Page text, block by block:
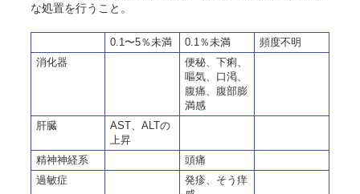
な処置を行うこと。
0.1〜5％未満 0.1％未満
頻度不明
消化器
便秘、下痢、
嘔気、口渇、
腹痛、腹部膨
満感
肝臓
AST、ALTの
上昇
精神神経系
頭痛
過敏症
発疹、 そう 痒